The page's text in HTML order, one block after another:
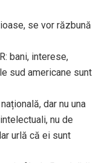
se vor răzbună
bani, interese,
sud americane sunt
dar nu una
nu de
urlă că ei sunt